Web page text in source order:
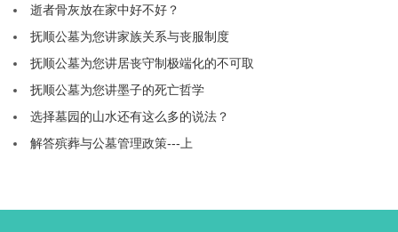
逝者骨灰放在家中好不好？
抚顺公墓为您讲家族关系与丧服制度
抚顺公墓为您讲居丧守制极端化的不可取
抚顺公墓为您讲墨子的死亡哲学
选择墓园的山水还有这么多的说法？
解答殡葬与公墓管理政策---上